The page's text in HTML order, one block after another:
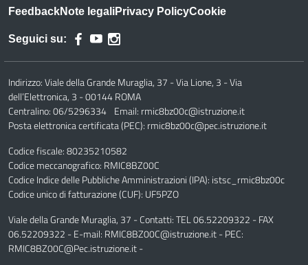
FeedbackNote legaliPrivacy PolicyCookie
Seguici su:
Indirizzo:Viale della Grande Muraglia, 37 - Via Lione, 3 - Via
dell’Elettronica, 3 - 00144 ROMA
Centralino:06/5296334 Email: rmic8bz00c@istruzione.it
Posta elettronica certificata (PEC): rmic8bz00c@pec.istruzione.it
Codice fiscale: 80235210582
Codice meccanografico: RMIC8BZ00C
Codice Indice delle Pubbliche Amministrazioni (IPA): istsc_rmic8bz00c
Codice unico di fatturazione (CUF): UF5PZO
Viale della Grande Muraglia, 37 - Contatti: TEL 06.52209322 - FAX
06.52209322 - E-mail: RMIC8BZ00C@istruzione.it - PEC:
RMIC8BZ00C@Pec.istruzione.it -